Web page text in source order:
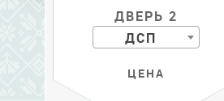
ДВЕРЬ 2
ДСП
ЦЕНА